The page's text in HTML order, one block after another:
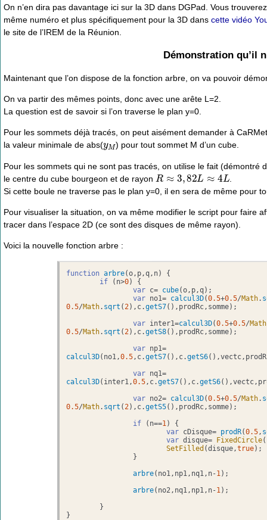
On n’en dira pas davantage ici sur la 3D dans DGPad. Vous
même numéro et plus spécifiquement pour la 3D dans cette vidéo
le site de l’IREM de la Réunion.
Démonstration qu’il
Maintenant que l’on dispose de la fonction arbre, on va pouvoir
On va partir des mêmes points, donc avec une arête L=2.
La question est de savoir si l’on traverse le plan y=0.
Pour les sommets déjà tracés, on peut aisément demander à
la valeur minimale de abs(yM) pour tout sommet M d’un cube.
Pour les sommets qui ne sont pas tracés, on utilise le fait (démontré
le centre du cube bourgeon et de rayon R≈3 ,82L≈4L
Si cette boule ne traverse pas le plan y=0, il en sera de même pour
Pour visualiser la situation, on va même modifier le script pour faire
tracer dans l’espace 2D (ce sont des disques de même rayon).
Voici la nouvelle fonction arbre :
function arbre(o,p,q,n) {
if (n>0) {
var c= cube(o,p,q);
var no1= calcul3D(0.5+0.5/Math.
0.5/Math. sqrt ( 2 ),c.getS7(),prodRc,somme);
var inter1=calcul3D(0.5+0.5/Math
0.5/Math. sqrt ( 2 ),c.getS8(),prodRc,somme);
var
calcul3D(no1,0.5 ,c.getS7(),c.getS6
var
calcul3D(inter1,0.5 ,c.getS7(),c.getS6
var no2= calcul3D(0.5+0.5/Math.
0.5/Math. sqrt ( 2 ),c.getS5(),prodRc,somme);
if (n==1 ) {
var cDisque= prodR(0.5 ,
var disque= FixedCircle
SetFilled (disque,true);
arbre(no1,np1,nq1,n-1 );
arbre(no2,nq1,np1,n-1 );
}